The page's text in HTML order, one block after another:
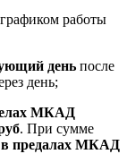
работы
день после
день;
МКАД
. При сумме
в предалах МКАД